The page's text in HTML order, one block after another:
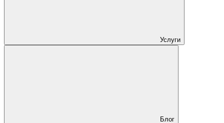
Услуги
Блог